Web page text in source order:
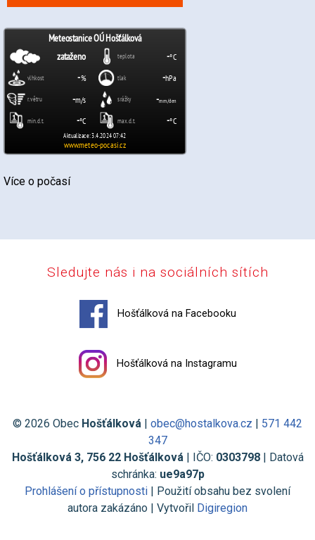
Více o počasí
Sledujte nás i na sociálních sítích
Hošťálková na Facebooku
Hošťálková na Instagramu
© 2026 Obec Hošťálková | obec@hostalkova.cz | 571 442
347
Hošťálková 3, 756 22 Hošťálková| IČO: 0303798| Datová
schránka: ue9a97p
Prohlášení o přístupnosti | Použití obsahu bez svolení
autora zakázáno | Vytvořil Digiregion